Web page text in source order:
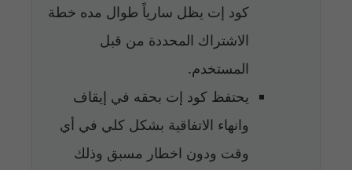
كود إت يظل سارياً طوال مده خطة
الاشتراك المحددة من قبل
المستخدم.
يحتفظ كود إت بحقه في إيقاف
وانهاء الاتفاقية بشكل كلي في أي
وقت ودون اخطار مسبق وذلك